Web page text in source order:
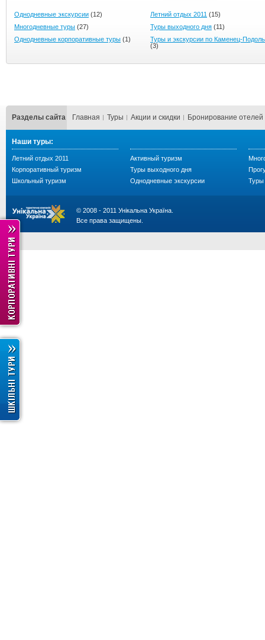
Однодневные экскурсии (12) Летний отдых 2011 (15)
Многодневные туры (27) Туры выходного дня (11)
Однодневные корпоративные туры (1)
Туры и экскурсии по Каменец-
(3)
Разделы сайта Главная Туры Акции и скидки Бронирование отелей
Наши туры:
Летний отдых 2011
Корпоративный туризм
Школьный туризм
Активный туризм
Туры выходного дня
Однодневные экскурсии
Туры
© 2008 - 2011 Унікальна Україна.
Все права защищены.